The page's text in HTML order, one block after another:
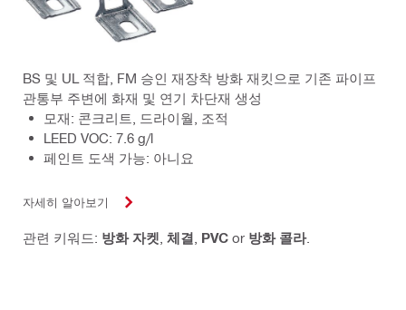
BS 및 UL 적합, FM 승인 재장착 방화 재킷으로 기존 파이프
관통부 주변에 화재 및 연기 차단재 생성
모재: 콘크리트, 드라이월, 조적
LEED VOC: 7.6 g/l
페인트 도색 가능: 아니요
자세히 알아보기
관련 키워드: 방화 자켓 체결 PVC or 방화 콜라.